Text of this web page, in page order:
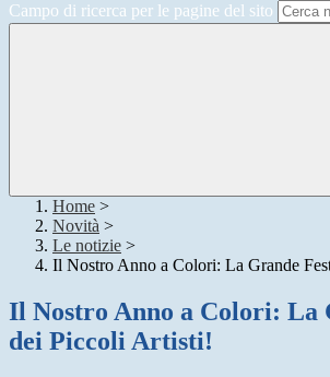
Campo di ricerca per le pagine del sito
Home >
Novità >
Le notizie >
Il Nostro Anno a Colori: La Grande
Il Nostro Anno a Colori: La
dei Piccoli Artisti!